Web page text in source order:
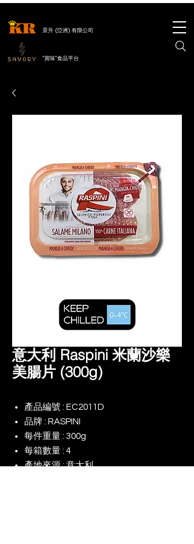
景升 (亞洲) 有限公司
"賞味"食品平台
意大利 Raspini 米蘭沙樂
美腸片 (300g)
產品編號 : EC2011D
品牌 : RASPINI
每件重量 : 300g
每箱數量 : 4
產地來源 : 意大利